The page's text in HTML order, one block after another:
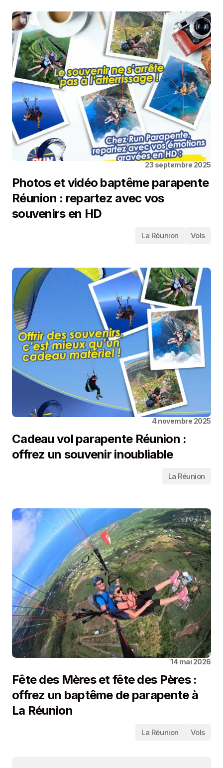
23 septembre 2025
Photos et vidéo baptême parapente
Réunion : repartez avec vos
souvenirs en HD
La Réunion Vols
4 novembre 2025
Cadeau vol parapente Réunion :
offrez un souvenir inoubliable
La Réunion
14 mai 2026
Fête des Mères et fête des Pères :
offrez un baptême de parapente à
La Réunion
La Réunion Vols